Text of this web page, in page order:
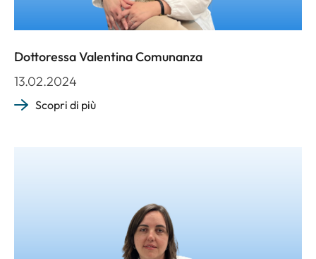
Dottoressa Valentina Comunanza
13.02.2024
Scopri di più